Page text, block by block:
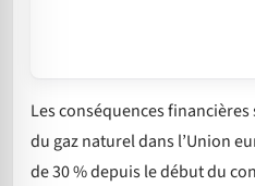
Les conséquences
du gaz naturel dans l’Union
de 30 % depuis le début du